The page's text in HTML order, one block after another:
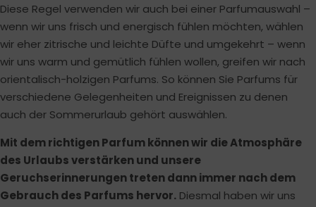
Diese Regel verwenden wir auch bei einer Parfumauswahl –
wenn wir uns frisch und energisch fühlen möchten, wählen
wir eher zitrische und leichte Düfte und umgekehrt – wenn
wir uns warm und gemütlich fühlen wollen, greifen wir nach
orientalisch-holzigen Parfums. So können Sie Parfums für
verschiedene Gelegenheiten und Ereignissen zu denen
auch der Sommerurlaub gehört auswählen.
Mit dem richtigen Parfum können wir die Atmosphäre
des Urlaubs verstärken und unsere
Geruchserinnerungen treten dann immer nach dem
Gebrauch des Parfums hervor. Diesmal haben wir uns